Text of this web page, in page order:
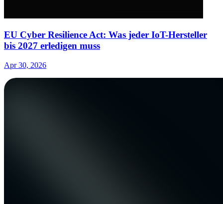
EU Cyber Resilience Act: Was jeder IoT-Hersteller
bis 2027 erledigen muss
Apr 30, 2026